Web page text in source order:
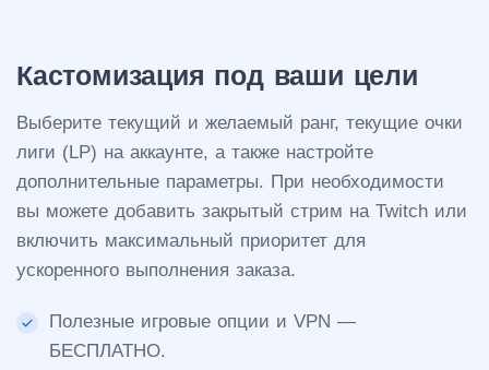
Кастомизация под ваши цели
Выберите текущий и желаемый ранг, текущие очки
лиги (LP) на аккаунте, а также настройте
дополнительные параметры. При необходимости
вы можете добавить закрытый стрим на Twitch или
включить максимальный приоритет для
ускоренного выполнения заказа.
Полезные игровые опции и VPN —
БЕСПЛАТНО.